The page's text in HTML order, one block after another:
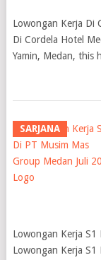
Lowongan Kerja Di
Di Cordela Hotel
Yamin, Medan, this
SARJANA
Lowongan Kerja
Lowongan Kerja